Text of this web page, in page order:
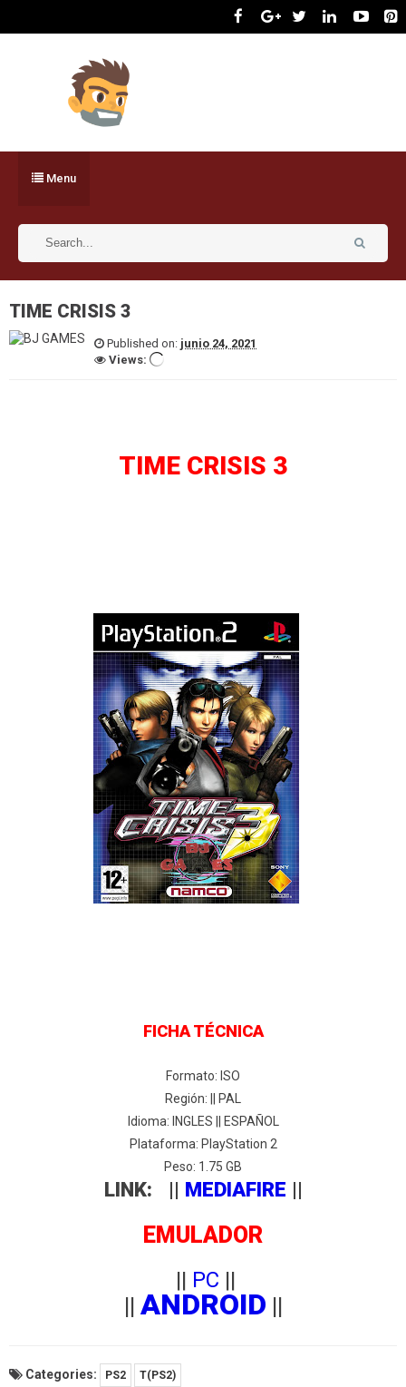
Menu
TIME CRISIS 3
Published on: junio 24, 2021
Views:
TIME CRISIS 3
FICHA TÉCNICA
Formato: ISO
Región: || PAL
Idioma: INGLES || ESPAÑOL
Plataforma: PlayStation 2
Peso: 1.75 GB
LINK: || MEDIAFIRE ||
EMULADOR
|| PC ||
ANDROID
Categories: PS2 T(PS2)